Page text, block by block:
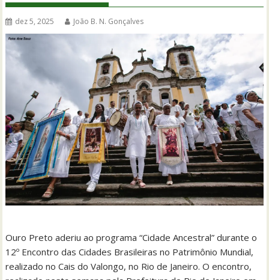
dez 5, 2025 João B. N. Gonçalves
Ouro Preto aderiu ao programa “Cidade Ancestral” durante o
12º Encontro das Cidades Brasileiras no Patrimônio Mundial,
realizado no Cais do Valongo, no Rio de Janeiro. O encontro,